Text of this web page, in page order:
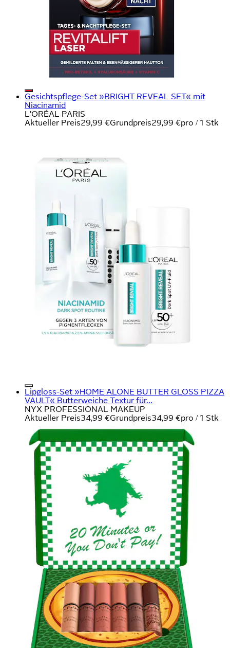
Gesichtspflege-Set »BRIGHT REVEAL SET« mit
Niacinamid
L'ORÉAL PARIS
Aktueller Preis29,99 €Grundpreis29,99 €pro / 1 Stk
Lipgloss-Set »HOME ALONE BUTTER GLOSS PIZZA
VAULT« Butterweiche Textur für...
NYX PROFESSIONAL MAKEUP
Aktueller Preis34,99 €Grundpreis34,99 €pro / 1 Stk